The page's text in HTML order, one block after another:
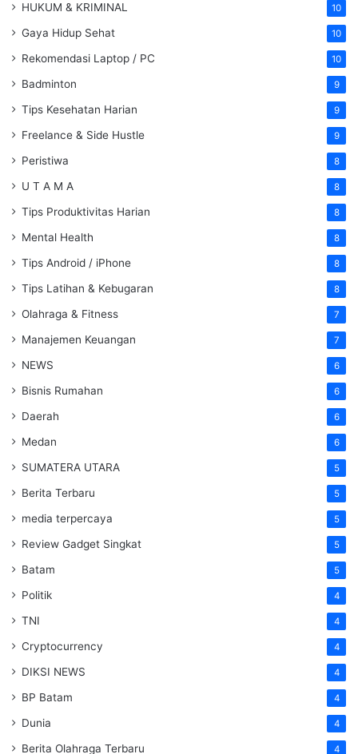
HUKUM & KRIMINAL 10
Gaya Hidup Sehat 10
Rekomendasi Laptop / PC 10
Badminton 9
Tips Kesehatan Harian 9
Freelance & Side Hustle 9
Peristiwa 8
U T A M A 8
Tips Produktivitas Harian 8
Mental Health 8
Tips Android / iPhone 8
Tips Latihan & Kebugaran 8
Olahraga & Fitness 7
Manajemen Keuangan 7
NEWS 6
Bisnis Rumahan 6
Daerah 6
Medan 6
SUMATERA UTARA 5
Berita Terbaru 5
media terpercaya 5
Review Gadget Singkat 5
Batam 5
Politik 4
TNI 4
Cryptocurrency 4
DIKSI NEWS 4
BP Batam 4
Dunia 4
Berita Olahraga Terbaru 4